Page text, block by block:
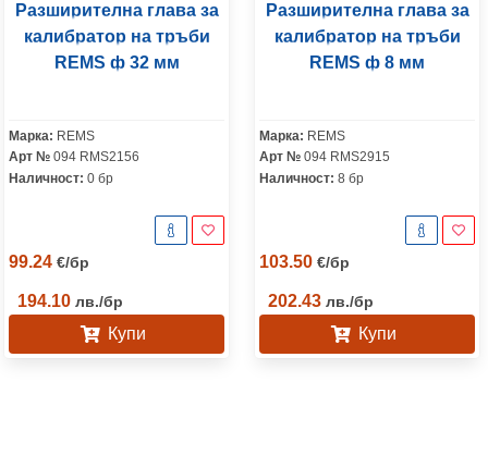
Разширителна глава за
калибратор на тръби
REMS ф 32 мм
Марка: REMS
Арт № 094 RMS2156
Наличност: 0 бр
99.24 €/бр
194.10 лв./бр
Купи
Разширителна глава за
калибратор на тръби
REMS ф 8 мм
Марка: REMS
Арт № 094 RMS2915
Наличност: 8 бр
103.50 €/бр
202.43 лв./бр
Купи